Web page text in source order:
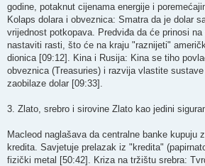
godine, potaknut cijenama energije i
Kolaps dolara i obveznica: Smatra da je dolar
vrijednost potkopava. Predviđa da će prinosi
nastaviti rasti, što će na kraju "raznijeti"
dionica [09:12]. ​Kina i Rusija: Kina se tiho
obveznica (Treasuries) i razvija vlastite
zaobilaze dolar [09:33]. ​
3. Zlato, srebro i sirovine ​Zlato kao jedini
Macleod naglašava da centralne banke kupuju
kredita. Savjetuje prelazak iz "kredita"
fizički metal [50:42]. ​Kriza na tržištu srebra: